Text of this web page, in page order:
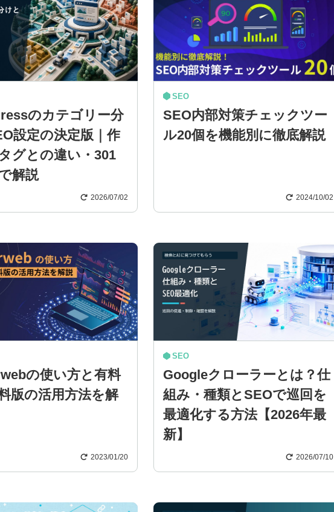
のカテゴリー分
設定の決定版｜作
グとの違い・301
解説
2026/07/02
SEO
SEO内部対策チェックツー
ル20個を機能別に徹底解説
2024/10/02
の使い方と有料
版の活用方法を解
2023/01/20
SEO
Googleクローラーとは？仕
組み・種類とSEOで巡回を
最適化する方法【2026年最
新】
2026/07/10